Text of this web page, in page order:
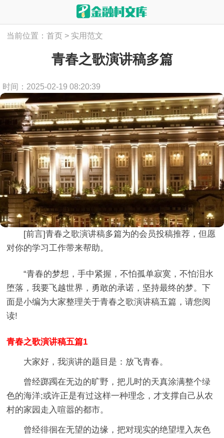
当前位置：首页 > 实用范文
青春之歌演讲稿多篇
时间：2025-02-19 08:20:39
[前言]青春之歌演讲稿多篇为的会员投稿推荐，但愿
对你的学习工作带来帮助。
“青春的梦想，手中紧握，不怕孤单寂寞，不怕泪水
堕落，我要飞越世界，勇敢的承诺，坚持最终的梦。下
面是小编为大家整理关于青春之歌演讲稿五篇，请您阅
读!
青春之歌演讲稿五篇1
大家好，我演讲的题目是：放飞青春。
曾经踯躅在无边的旷野，把儿时的天真涂满整个绿
色的海洋;或许正是有过这样一种理念，才支撑自己从农
村的家园走入喧嚣的都市。
曾经徘徊在无望的边缘，把对现实的绝望埋入灰色